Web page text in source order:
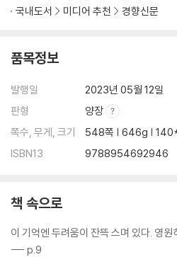
국내도서
미디어 추천 경향신문
품목정보
발행일
2023년 05월 12일
판형
양장
쪽수, 무게, 크기
548쪽 | 646g |
ISBN13
9788954692946
책 속으로
이 기억엔 두려움이 잔뜩 스며 있다. 영
--- p.9